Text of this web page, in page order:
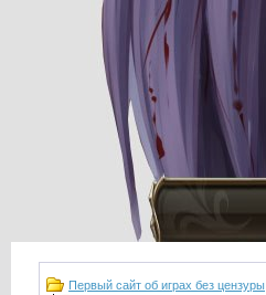
Первый сайт об играх без цензуры